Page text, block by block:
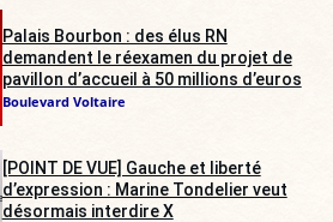
Palais Bourbon : des élus RN
demandent le réexamen du projet de
pavillon d’accueil à 50 millions d’euros
Boulevard Voltaire
[POINT DE VUE] Gauche et liberté
d’expression : Marine Tondelier veut
désormais interdire X